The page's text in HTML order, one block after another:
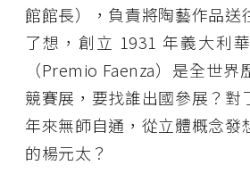
館館長），負責將陶藝作品送
了想，創立 1931 年義大利
（Premio Faenza）是全世
競賽展，要找誰出國參展？對
年來無師自通，從立體概念發
的楊元太？